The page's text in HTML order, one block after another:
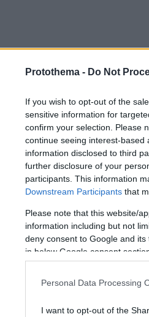
Protothema - Do Not
If you wish to opt-out of the
sensitive information for
confirm your selection. Please
continue seeing interest-
information disclosed to third
further disclosure of your
participants. This information
Downstream Participants that
Please note that this website/
information including but not
deny consent to Google and
in below Google consent
Personal Data Processing
I want to opt-out of the